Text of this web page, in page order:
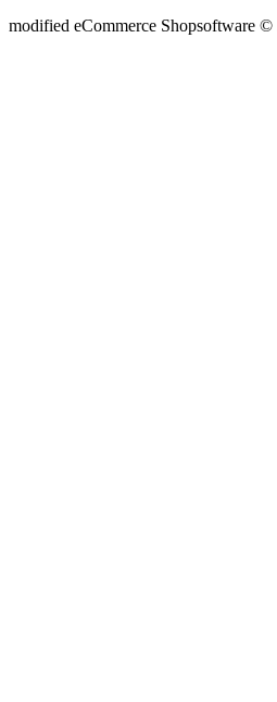
modified eCommerce Shopsoftware ©